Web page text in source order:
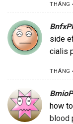
THÁNG
side
cialis
THÁNG
how
blood